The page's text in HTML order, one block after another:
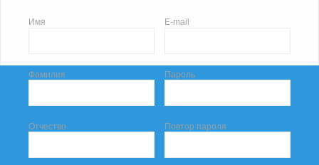
Имя
Фамилия
Отчество
E-mail
Пароль
Повтор пароля